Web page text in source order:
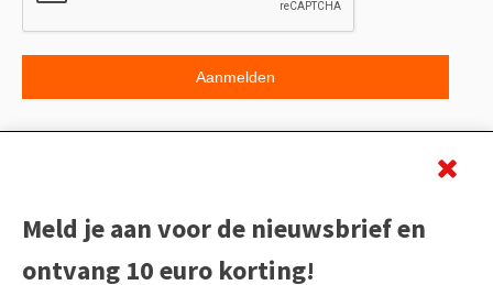
Meld je aan voor de nieuwsbrief en
ontvang 10 euro korting!